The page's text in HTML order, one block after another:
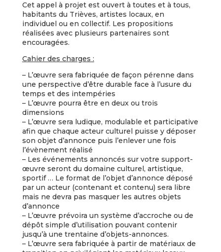
Cet appel à projet est ouvert à toutes et à tous,
habitants du Trièves, artistes locaux, en
individuel ou en collectif. Les propositions
réalisées avec plusieurs partenaires sont
encouragées.
Cahier des charges :
– L’œuvre sera fabriquée de façon pérenne dans
une perspective d’être durable face à l’usure du
temps et des intempéries
– L’œuvre pourra être en deux ou trois
dimensions
– L’œuvre sera ludique, modulable et participative
afin que chaque acteur culturel puisse y déposer
son objet d’annonce puis l’enlever une fois
l’évènement réalisé
– Les événements annoncés sur votre support-
œuvre seront du domaine culturel, artistique,
sportif … Le format de l’objet d’annonce déposé
par un acteur (contenant et contenu) sera libre
mais ne devra pas masquer les autres objets
d’annonce
– L’œuvre prévoira un système d’accroche ou de
dépôt simple d’utilisation pouvant contenir
jusqu’à une trentaine d’objets-annonces.
– L’œuvre sera fabriquée à partir de matériaux de